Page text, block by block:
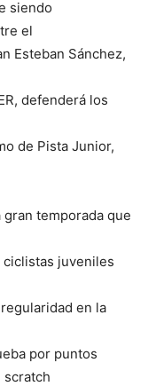
siendo
el
Esteban Sánchez,
defenderá los
de Pista Junior,
temporada que
juveniles
en la
por puntos
scratch